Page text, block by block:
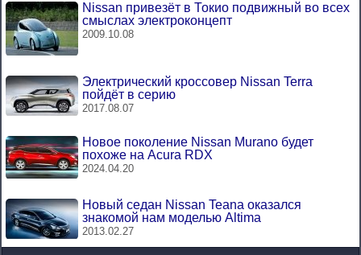
Nissan привезёт в Токио подвижный во всех
смыслах электроконцепт
2009.10.08
Электрический кроссовер Nissan Terra
пойдёт в серию
2017.08.07
Новое поколение Nissan Murano будет
похоже на Acura RDX
2024.04.20
Новый седан Nissan Teana оказался
знакомой нам моделью Altima
2013.02.27